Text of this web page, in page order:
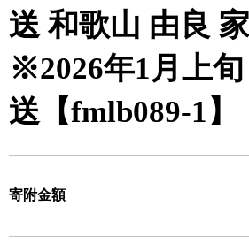
送 和歌山 由良
※2026年1月上
送【fmlb089-1】
寄附金額